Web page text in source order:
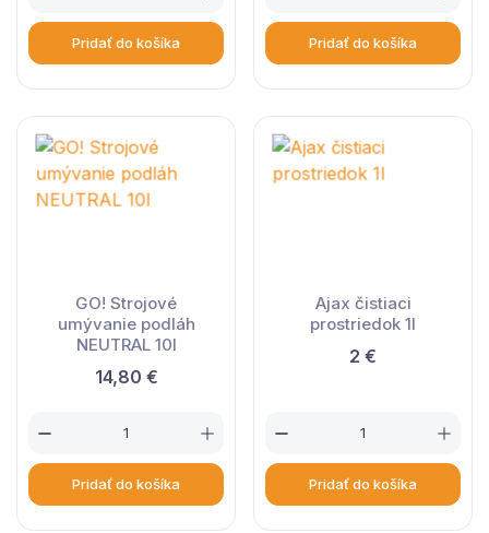
Pridať do košíka Pridať do košíka
GO! Strojové
umývanie podláh
NEUTRAL 10l
14,80 €
Pridať do košíka
Ajax čistiaci
prostriedok 1l
2 €
Pridať do košíka